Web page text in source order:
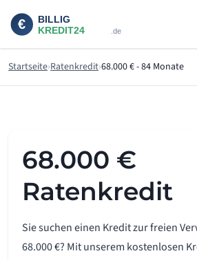
Startseite Ratenkredit 68.000 € - 84 Monate
68.000 €
Ratenkredit
Sie suchen einen Kredit zur freien
68.000 €? Mit unserem kostenlosen